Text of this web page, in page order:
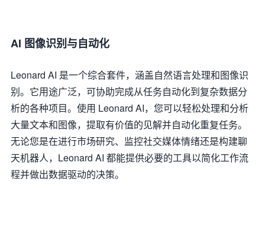
AI 图像识别与自动化
Leonard AI 是一个综合套件，涵盖自然语言处理和图像识
别。它用途广泛，可协助完成从任务自动化到复杂数据分
析的各种项目。使用 Leonard AI，您可以轻松处理和分析
大量文本和图像，提取有价值的见解并自动化重复任务。
无论您是在进行市场研究、监控社交媒体情绪还是构建聊
天机器人，Leonard AI 都能提供必要的工具以简化工作流
程并做出数据驱动的决策。